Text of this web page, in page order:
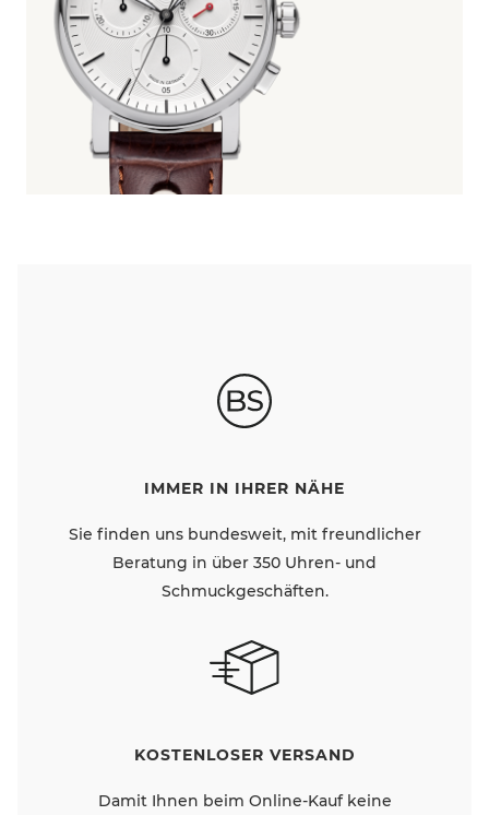
IMMER IN IHRER NÄHE
Sie finden uns bundesweit, mit freundlicher
Beratung in über 350 Uhren- und
Schmuckgeschäften.
KOSTENLOSER VERSAND
Damit Ihnen beim Online-Kauf keine